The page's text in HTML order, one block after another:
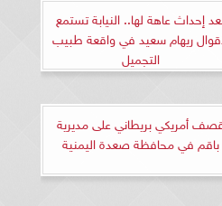
إحداث عاهة لها.. النيابة تستمع
ريهام سعيد في واقعة طبيب
التجميل
أمريكي بريطاني على مديرية
باقم في محافظة صعدة اليمنية